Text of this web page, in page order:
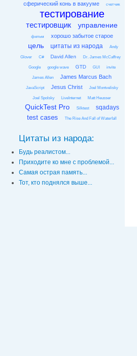
сферический конь в вакууме счетчик
тестирование
тестировщик управление
фильм хорошо забытое старое
цель цитаты из народа Andy
Glover C# David Allen Dr. James McCaffrey
Google google wave GTD GUI invite
James Allen James Marcus Bach
JavaScript Jesus Christ Joel Montvelisky
Joel Spolsky LiveInternet Matt Heusser
QuickTest Pro Silktest sqadays
test cases The Rise And Fall of Waterfall
Цитаты из народа:
Будь реалистом...
Приходите ко мне с проблемой...
Самая острая память...
Тот, кто поднялся выше...